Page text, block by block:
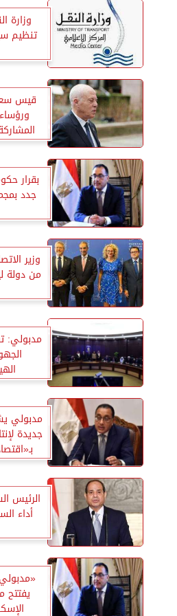
وزارة
تنظيم
قيس
جدد
وزير
من دولة
مدبولي:
جديدة
الرئيس
أداء
يفتتح